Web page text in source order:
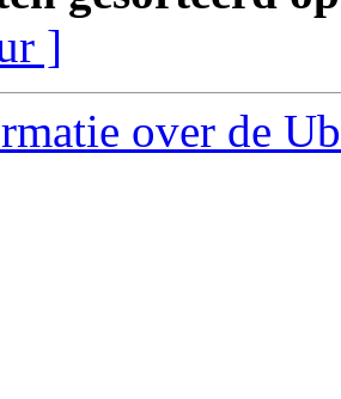
]
over de